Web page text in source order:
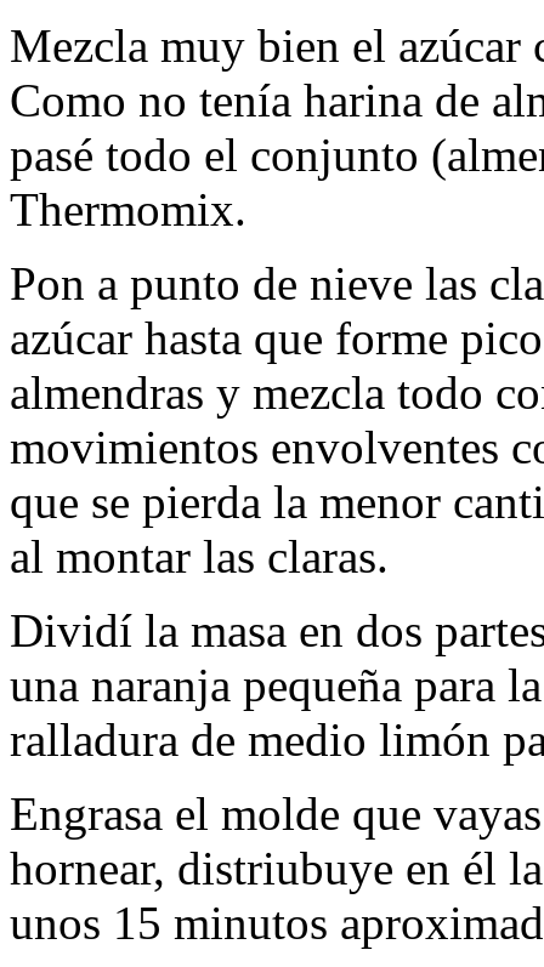
Mezcla muy bien el
Como no tenía harina de
pasé todo el conjunto
Thermomix.
Pon a punto de nieve las
azúcar hasta que forme
almendras y mezcla todo
movimientos envolventes
que se pierda la menor
al montar las claras.
Dividí la masa en dos
una naranja pequeña para
ralladura de medio limón
Engrasa el molde que
hornear, distriubuye en él
unos 15 minutos